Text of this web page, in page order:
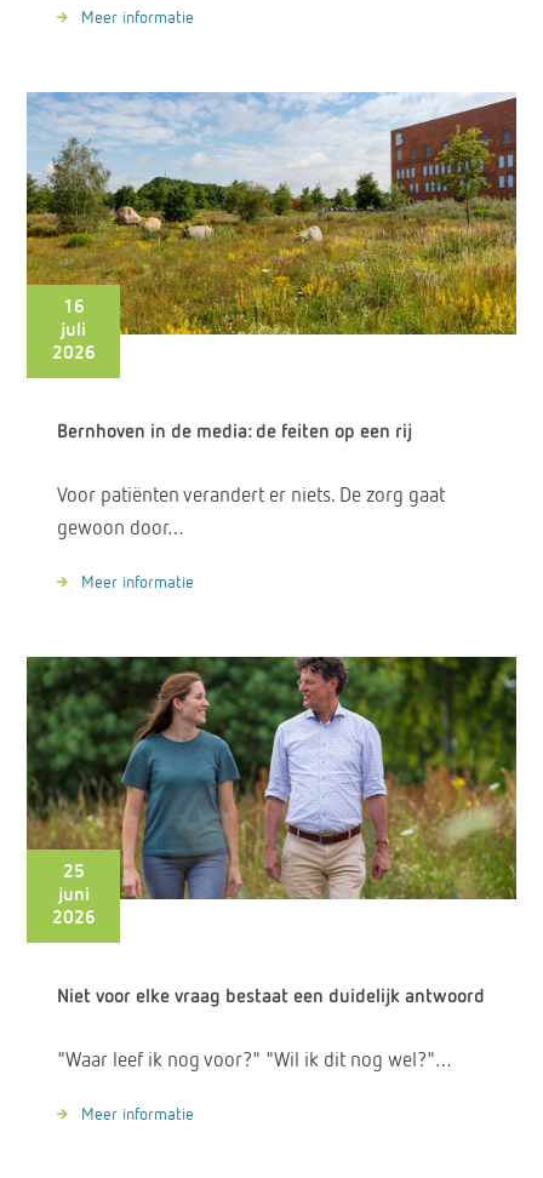
Meer informatie
16
juli
2026
Bernhoven in de media: de feiten op een rij
Voor patiënten verandert er niets. De zorg gaat
gewoon door…
Meer informatie
25
juni
2026
Niet voor elke vraag bestaat een duidelijk antwoord
"Waar leef ik nog voor?" "Wil ik dit nog wel?"…
Meer informatie